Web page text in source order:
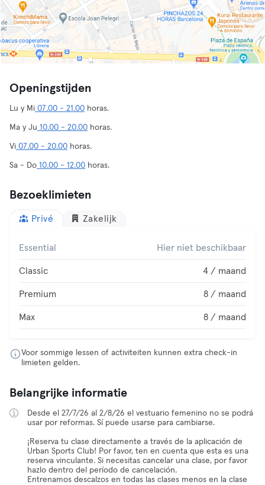
Openingstijden
Lu y Mi 07.00 - 21.00 horas.
Ma y Ju 10.00 - 20.00 horas.
Vi 07.00 - 20.00 horas.
Sa - Do 10.00 - 12.00 horas.
Bezoeklimieten
Privé Zakelijk
Essential Hier niet beschikbaar
Classic 4 / maand
Premium 8 / maand
Max 8 / maand
Voor sommige lessen of activiteiten kunnen extra check-in
limieten gelden.
Belangrijke informatie
Desde el 27/7/26 al 2/8/26 el vestuario femenino no se podrá
usar por reformas. Sí puede usarse para cambiarse.
¡Reserva tu clase directamente a través de la aplicación de
Urban Sports Club! Por favor, ten en cuenta que esta es una
reserva vinculante. Si necesitas cancelar una clase, por favor
hazlo dentro del período de cancelación.
Entrenamos descalzos en todas las clases menos en la clase